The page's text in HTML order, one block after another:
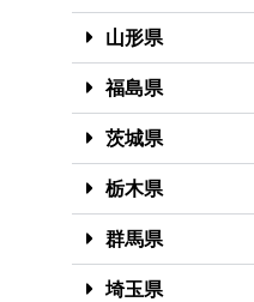
山形県
福島県
茨城県
栃木県
群馬県
埼玉県